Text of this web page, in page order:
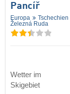
Pancíř
Europa Tschechien
Železná Ruda
Wetter im
Skigebiet